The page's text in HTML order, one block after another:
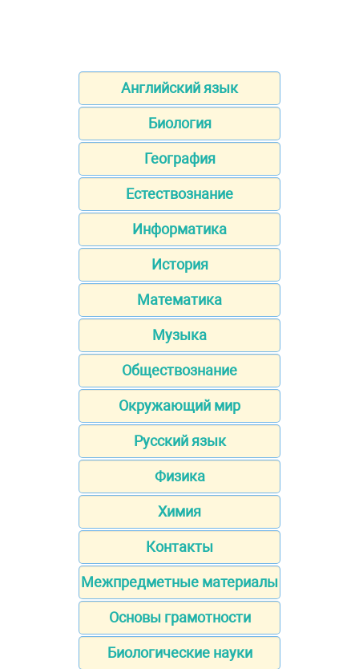
Английский язык
Биология
География
Естествознание
Информатика
История
Математика
Музыка
Обществознание
Окружающий мир
Русский язык
Физика
Химия
Контакты
Межпредметные материалы
Основы грамотности
Биологические науки